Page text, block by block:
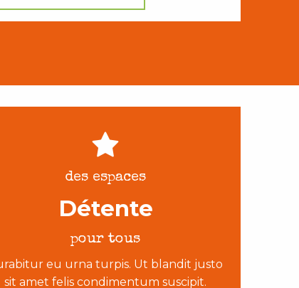
des espaces
Détente
pour tous
eu urna turpis. Ut blandit justo
sit amet felis condimentum suscipit.